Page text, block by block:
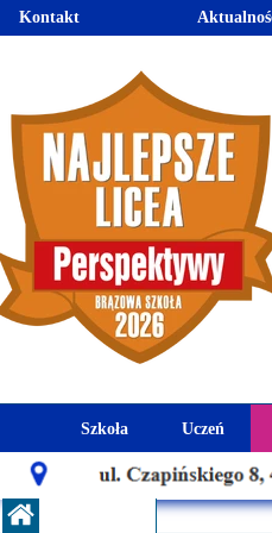
Szkoła
Historia szkoły
Uczeń
Kalendarz
Kontakt